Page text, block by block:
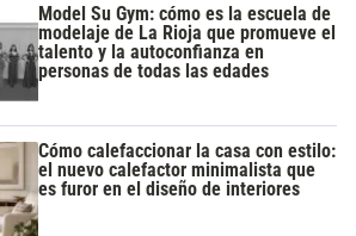
Model Su Gym: cómo es la escuela de
modelaje de La Rioja que promueve el
talento y la autoconfianza en
personas de todas las edades
Cómo calefaccionar la casa con estilo:
el nuevo calefactor minimalista que
es furor en el diseño de interiores